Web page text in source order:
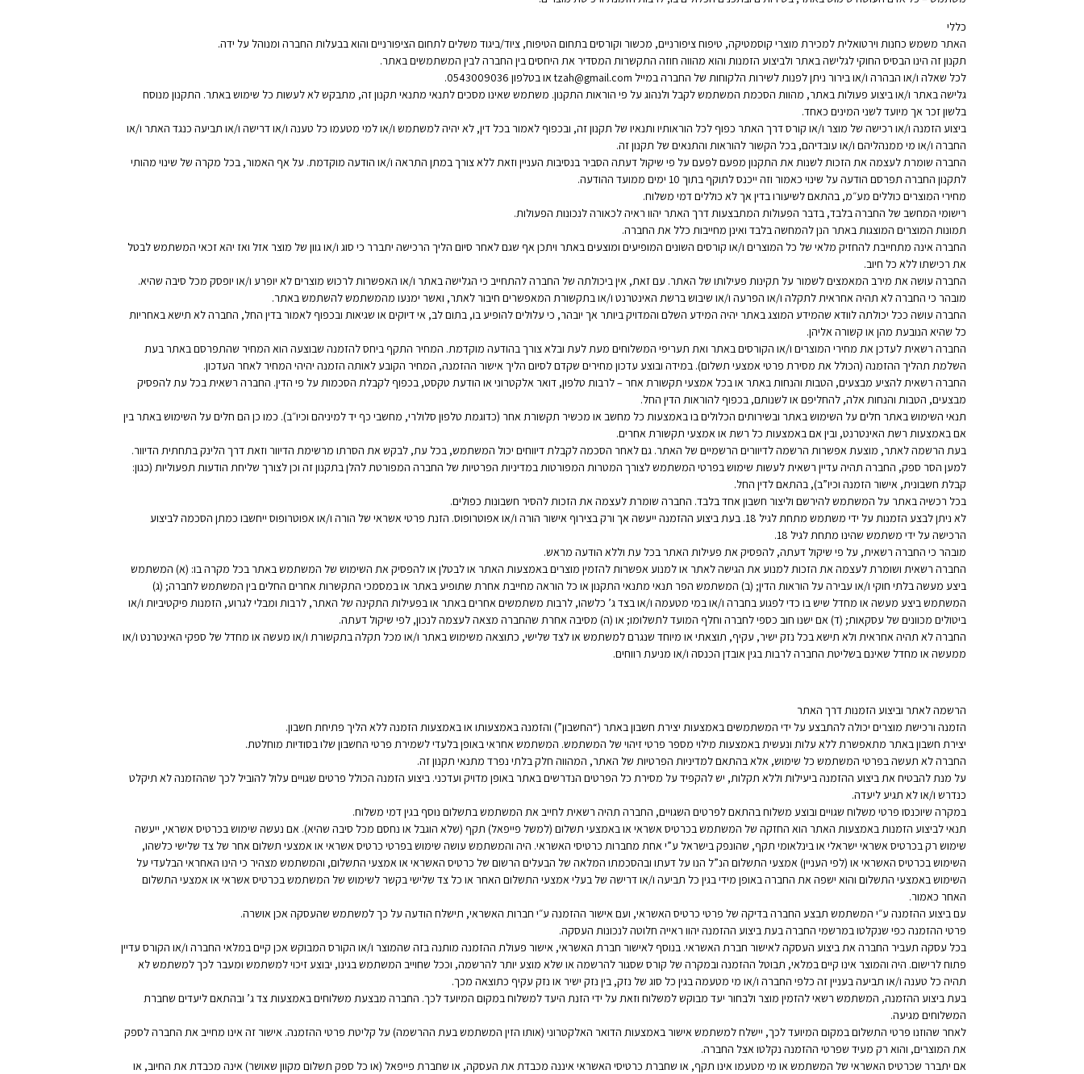
כללי
האתר משמש כחנות וירטואלית למכירת מוצרי קוסמטיקה, טיפוח ציפורניים, מכשור וקורסים בתחום הטיפוח, ציוד/ביגוד משלים לתחום הציפורניים והוא בבעלות החברה ומנוהל על ידה.
תקנון זה הינו הבסיס החוקי לגלישה באתר ולביצוע הזמנות והוא מהווה חוזה התקשרות המסדיר את היחסים בין החברה לבין המשתמשים באתר.
לכל שאלה ו/או הבהרה ו/או בירור ניתן לפנות לשירות הלקוחות של החברה במייל tzah@gmail.comאו בטלפון 0543009036.
גלישה באתר ו/או ביצוע פעולות באתר, מהוות הסכמת המשתמש לקבל ולנהוג על פי הוראות התקנון. משתמש שאינו מסכים לתנאי מתנאי תקנון זה, מתבקש לא לעשות כל שימוש באתר. התקנון מנוסח
בלשון זכר אך מיועד לשני המינים כאחד.
ביצוע הזמנה ו/או רכישה של מוצר ו/או קורס דרך האתר כפוף לכל הוראותיו ותנאיו של תקנון זה, ובכפוף לאמור בכל דין, לא יהיה למשתמש ו/או למי מטעמו כל טענה ו/או דרישה ו/או תביעה כנגד האתר ו/או
החברה ו/או מי ממנהליהם ו/או עובדיהם, בכל הקשור להוראות והתנאים של תקנון זה.
החברה שומרת לעצמה את הזכות לשנות את התקנון מפעם לפעם על פי שיקול דעתה הסביר בנסיבות העניין וזאת ללא צורך במתן התראה ו/או הודעה מוקדמת. על אף האמור, בכל מקרה של שינוי מהותי
לתקנון החברה תפרסם הודעה על שינוי כאמור וזה ייכנס לתוקף בתוך 10 ימים ממועד ההודעה.
מחירי המוצרים כוללים מע״מ, בהתאם לשיעורו בדין אך לא כוללים דמי משלוח.
רישומי המחשב של החברה בלבד, בדבר הפעולות המתבצעות דרך האתר יהוו ראיה לכאורה לנכונות הפעולות.
תמונות המוצרים המוצגות באתר הנן להמחשה בלבד ואינן מחייבות כלל את החברה.
החברה אינה מתחייבת להחזיק מלאי של כל המוצרים ו/או קורסים השונים המופיעים ומוצעים באתר ויתכן אף שגם לאחר סיום הליך הרכישה יתברר כי סוג ו/או גוון של מוצר אזל ואז יהא זכאי המשתמש לבטל
את רכישתו ללא כל חיוב.
החברה עושה את מירב המאמצים לשמור על תקינות פעילותו של האתר. עם זאת, אין ביכולתה של החברה להתחייב כי הגלישה באתר ו/או האפשרות לרכוש מוצרים לא יופרע ו/או יופסק מכל סיבה שהיא.
מובהר כי החברה לא תהיה אחראית לתקלה ו/או הפרעה ו/או שיבוש ברשת האינטרנט ו/או בתקשורת המאפשרים חיבור לאתר, ואשר ימנעו מהמשתמש להשתמש באתר.
החברה עושה ככל יכולתה לוודא שהמידע המוצג באתר יהיה המידע השלם והמדויק ביותר אך יובהר, כי עלולים להופיע בו, בתום לב, אי דיוקים או שגיאות ובכפוף לאמור בדין החל, החברה לא תישא באחריות
כל שהיא הנובעת מהן או קשורה אליהן.
החברה רשאית לעדכן את מחירי המוצרים ו/או הקורסים באתר ואת תעריפי המשלוחים מעת לעת ובלא צורך בהודעה מוקדמת. המחיר התקף ביחס להזמנה שבוצעה הוא המחיר שהתפרסם באתר בעת
השלמת תהליך ההזמנה (הכולל את מסירת פרטי אמצעי תשלום). במידה ובוצע עדכון מחירים שקדם לסיום הליך אישור ההזמנה, המחיר הקובע לאותה הזמנה יהיהי המחיר לאחר העדכון.
החברה רשאית להציע מבצעים, הטבות והנחות באתר או בכל אמצעי תקשורת אחר – לרבות טלפון, דואר אלקטרוני או הודעת טקסט, בכפוף לקבלת הסכמות על פי הדין. החברה רשאית בכל עת להפסיק
מבצעים, הטבות והנחות אלה, להחליפם או לשנותם, בכפוף להוראות הדין החל.
תנאי השימוש באתר חלים על השימוש באתר ובשירותים הכלולים בו באמצעות כל מחשב או מכשיר תקשורת אחר (כדוגמת טלפון סלולרי, מחשבי כף יד למיניהם וכיו״ב). כמו כן הם חלים על השימוש באתר בין
אם באמצעות רשת האינטרנט, ובין אם באמצעות כל רשת או אמצעי תקשורת אחרים.
בעת הרשמה לאתר, מוצעת אפשרות הרשמה לדיוורים הרשמיים של האתר. גם לאחר הסכמה לקבלת דיווחים יכול המשתמש, בכל עת, לבקש את הסרתו מרשימת הדיוור וזאת דרך הלינק בתחתית הדיוור.
למען הסר ספק, החברה תהיה עדיין רשאית לעשות שימוש בפרטי המשתמש לצורך המטרות המפורטות במדיניות הפרטיות של החברה המפורטת להלן בתקנון זה וכן לצורך שליחת הודעות תפעוליות (כגון:
קבלת חשבונית, אישור הזמנה וכיו”ב), בהתאם לדין החל.
בכל רכשיה באתר על המשתמש להירשם וליצור חשבון אחד בלבד. החברה שומרת לעצמה את הזכות להסיר חשבונות כפולים.
לא ניתן לבצע הזמנות על ידי משתמש מתחת לגיל 18. בעת ביצוע ההזמנה ייעשה אך ורק בצירוף אישור הורה ו/או אפוטרופוס. הזנת פרטי אשראי של הורה ו/או אפוטרופוס ייחשבו כמתן הסכמה לביצוע
הרכישה על ידי משתמש שהינו מתחת לגיל 18.
מובהר כי החברה רשאית, על פי שיקול דעתה, להפסיק את פעילות האתר בכל עת וללא הודעה מראש.
החברה רשאית ושומרת לעצמה את הזכות למנוע את הגישה לאתר או למנוע אפשרות להזמין מוצרים באמצעות האתר או לבטלן או להפסיק את השימוש של המשתמש באתר בכל מקרה בו: (א) המשתמש
ביצע מעשה בלתי חוקי ו/או עבירה על הוראות הדין; (ב) המשתמש הפר תנאי מתנאי התקנון או כל הוראה מחייבת אחרת שתופיע באתר או במסמכי התקשרות אחרים החלים בין המשתמש לחברה; (ג)
המשתמש ביצע מעשה או מחדל שיש בו כדי לפגוע בחברה ו/או במי מטעמה ו/או בצד ג’ כלשהו, לרבות משתמשים אחרים באתר או בפעילות התקינה של האתר, לרבות ומבלי לגרוע, הזמנות פיקטיביות ו/או
ביטולים מכוונים של עסקאות; (ד) אם ישנו חוב כספי לחברה וחלף המועד לתשלומו; או (ה) מסיבה אחרת שהחברה מצאה לעצמה לנכון, לפי שיקול דעתה.
החברה לא תהיה אחראית ולא תישא בכל נזק ישיר, עקיף, תוצאתי או מיוחד שנגרם למשתמש או לצד שלישי, כתוצאה משימוש באתר ו/או מכל תקלה בתקשורת ו/או מעשה או מחדל של ספקי האינטרנט ו/או
ממעשה או מחדל שאינם בשליטת החברה לרבות בגין אובדן הכנסה ו/או מניעת רווחים.
הרשמה לאתר וביצוע הזמנות דרך האתר
הזמנה ורכישת מוצרים יכולה להתבצע על ידי המשתמשים באמצעות יצירת חשבון באתר (“החשבון”) והזמנה באמצעותו או באמצעות הזמנה ללא הליך פתיחת חשבון.
יצירת חשבון באתר מתאפשרת ללא עלות ונעשית באמצעות מילוי מספר פרטי זיהוי של המשתמש. המשתמש אחראי באופן בלעדי לשמירת פרטי החשבון שלו בסודיות מוחלטת.
החברה לא תעשה בפרטי המשתמש כל שימוש, אלא בהתאם למדיניות הפרטיות של האתר, המהווה חלק בלתי נפרד מתנאי תקנון זה.
על מנת להבטיח את ביצוע ההזמנה ביעילות וללא תקלות, יש להקפיד על מסירת כל הפרטים הנדרשים באתר באופן מדויק ועדכני. ביצוע הזמנה הכולל פרטים שגויים עלול להוביל לכך שההזמנה לא תיקלט
כנדרש ו/או לא תגיע ליעדה.
במקרה שיוכנסו פרטי משלוח שגויים ובוצע משלוח בהתאם לפרטים השגויים, החברה תהיה רשאית לחייב את המשתמש בתשלום נוסף בגין דמי משלוח.
תנאי לביצוע הזמנות באמצעות האתר הוא החזקה של המשתמש בכרטיס אשראי או באמצעי תשלום (למשל פייפאל) תקף (שלא הוגבל או נחסם מכל סיבה שהיא). אם נעשה שימוש בכרטיס אשראי, ייעשה
שימוש רק בכרטיס אשראי ישראלי או בינלאומי תקף, שהונפק בישראל ע”י אחת מחברות כרטיסי האשראי. היה והמשתמש עושה שימוש בפרטי כרטיס אשראי או אמצעי תשלום אחר של צד שלישי כלשהו,
השימוש בכרטיס האשראי או (לפי העניין) אמצעי התשלום הנ”ל הנו על דעתו ובהסכמתו המלאה של הבעלים הרשום של כרטיס האשראי או אמצעי התשלום, והמשתמש מצהיר כי הינו האחראי הבלעדי על
השימוש באמצעי התשלום והוא ישפה את החברה באופן מידי בגין כל תביעה ו/או דרישה של בעלי אמצעי התשלום האחר או כל צד שלישי בקשר לשימוש של המשתמש בכרטיס אשראי או אמצעי התשלום
האחר כאמור.
עם ביצוע ההזמנה ע״י המשתמש תבצע החברה בדיקה של פרטי כרטיס האשראי, ועם אישור ההזמנה ע״י חברות האשראי, תישלח הודעה על כך למשתמש שהעסקה אכן אושרה.
פרטי ההזמנה כפי שנקלטו במרשמי החברה בעת ביצוע ההזמנה יהוו ראייה חלוטה לנכונות העסקה.
בכל עסקה תעביר החברה את ביצוע העסקה לאישור חברת האשראי. בנוסף לאישור חברת האשראי, אישור פעולת ההזמנה מותנה בזה שהמוצר ו/או הקורס המבוקש אכן קיים במלאי החברה ו/או הקורס עדיין
פתוח לרישום. היה והמוצר אינו קיים במלאי, תבוטל ההזמנה ובמקרה של קורס שסגור להרשמה או שלא מוצע יותר להרשמה, וככל שחוייב המשתמש בגינו, יבוצע זיכוי למשתמש ומעבר לכך למשתמש לא
תהיה כל טענה ו/או תביעה בעניין זה כלפי החברה ו/או מי מטעמה בגין כל סוג של נזק, בין נזק ישיר או נזק עקיף כתוצאה מכך.
בעת ביצוע ההזמנה, המשתמש רשאי להזמין מוצר ולבחור יעד מבוקש למשלוח וזאת על ידי הזנת היעד למשלוח במקום המיועד לכך. החברה מבצעת משלוחים באמצעות צד ג’ ובהתאם ליעדים שחברת
המשלוחים מגיעה.
לאחר שהוזנו פרטי התשלום במקום המיועד לכך, יישלח למשתמש אישור באמצעות הדואר האלקטרוני (אותו הזין המשתמש בעת ההרשמה) על קליטת פרטי ההזמנה. אישור זה אינו מחייב את החברה לספק
את המוצרים, והוא רק מעיד שפרטי ההזמנה נקלטו אצל החברה.
אם יתברר שכרטיס האשראי של המשתמש או מי מטעמו אינו תקף, או שחברת כרטיסי האשראי איננה מכבדת את העסקה, או שחברת פייפאל (או כל ספק תשלום מקוון שאושר) אינה מכבדת את החיוב, או